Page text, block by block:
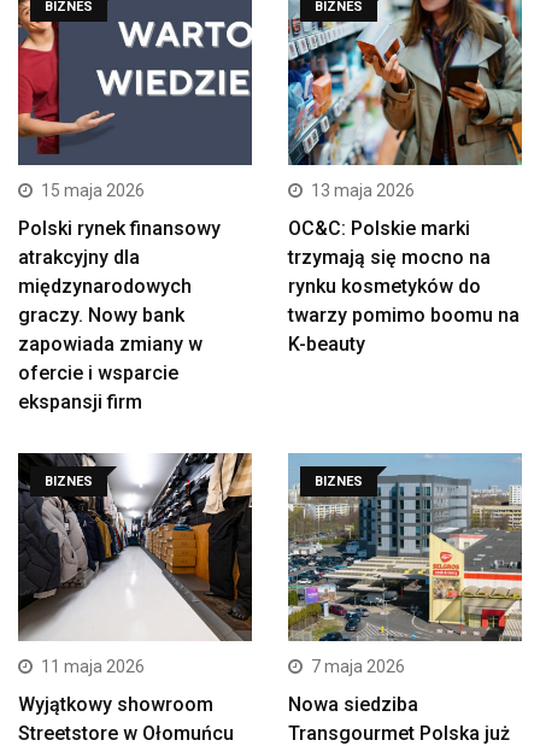
BIZNES
15 maja 2026
Polski rynek finansowy
atrakcyjny dla
międzynarodowych
graczy. Nowy bank
zapowiada zmiany w
ofercie i wsparcie
ekspansji firm
BIZNES
13 maja 2026
OC&C: Polskie marki
trzymają się mocno na
rynku kosmetyków do
twarzy pomimo boomu na
K-beauty
BIZNES
11 maja 2026
Wyjątkowy showroom
Streetstore w Ołomuńcu
BIZNES
7 maja 2026
Nowa siedziba
Transgourmet Polska już